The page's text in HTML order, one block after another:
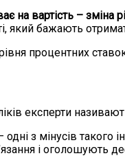
на вартість – зміна
який бажають
процентних
експерти
з мінусів
і оголошують